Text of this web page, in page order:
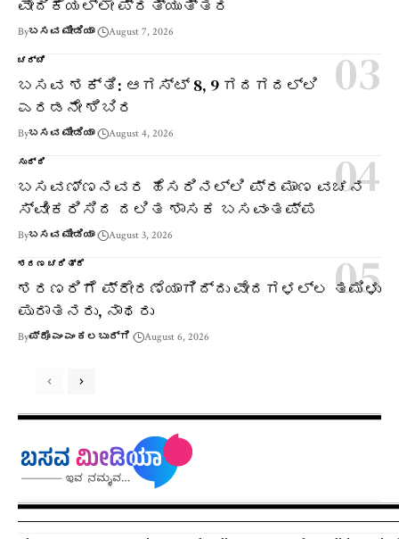
ವೇದಿಕೆಯಲ್ಲೇ ಪ್ರತ್ಯುತ್ತರ
Byಬಸವ ಮೀಡಿಯಾ August 7, 2026
ಚರ್ಚೆ
ಬಸವ ಶಕ್ತಿ: ಆಗಸ್ಟ್ 8, 9 ಗದಗದಲ್ಲಿ
ಎರಡನೇ ಶಿಬಿರ
Byಬಸವ ಮೀಡಿಯಾ August 4, 2026
ಸುದ್ದಿ
ಬಸವಣ್ಣನವರ ಹೆಸರಿನಲ್ಲಿ ಪ್ರಮಾಣ ವಚನ
ಸ್ವೀಕರಿಸಿದ ದಲಿತ ಶಾಸಕ ಬಸವಂತಪ್ಪ
Byಬಸವ ಮೀಡಿಯಾ August 3, 2026
ಶರಣ ಚರಿತ್ರೆ
ಶರಣರಿಗೆ ಪ್ರೇರಣೆಯಾಗಿದ್ದು ವೇದಗಳಲ್ಲ ತಮಿಳು
ಪುರಾತನರು, ನಾಥರು
Byಪ್ರೊ ಎಂ ಎಂ ಕಲಬುರ್ಗಿ August 6, 2026